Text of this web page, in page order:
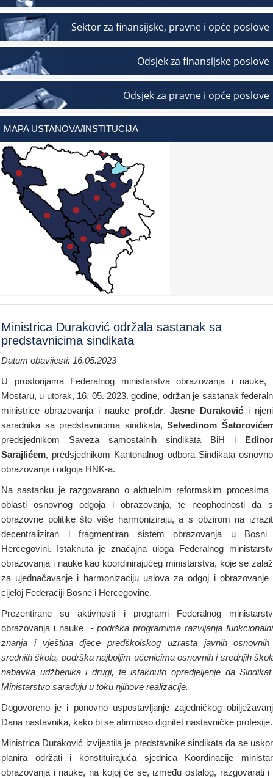
Sektor za finansijske, pravne i opće poslove
Odsjek za finansijske poslove
Odsjek za pravne i opće poslove
MAPA USTANOVA/INSTITUCIJA
Ministrica Duraković održala sastanak sa
predstavnicima sindikata
Datum obavijesti: 16.05.2023
U prostorijama Federalnog ministarstva obrazovanja i nauke,
Mostaru, u utorak, 16. 05. 2023. godine, održan je sastanak
ministrice obrazovanja i nauke prof.dr.Jasne Duraković i
saradnika sa predstavnicima sindikata,Selvedinom
predsjednikom Saveza samostalnih sindikata BiH i
Sarajlićem, predsjednikom Kantonalnog odbora Sindikata
obrazovanja i odgoja HNK-a.
Na sastanku je razgovarano o aktuelnim reformskim procesima
oblasti osnovnog odgoja i obrazovanja, te neophodnosti da
obrazovne politike što više harmoniziraju, a s obzirom na
decentraliziran i fragmentiran sistem obrazovanja u
Hercegovini. Istaknuta je značajna uloga Federalnog
obrazovanja i nauke kao koordinirajućeg ministarstva, koje se
za ujednačavanje i harmonizaciju uslova za odgoj i obrazovanje
cijeloj Federaciji Bosne i Hercegovine.
Prezentirane su aktivnosti i programi Federalnog
obrazovanja i nauke -podrška programima razvijanja
znanja i vještina djece predškolskog uzrasta javnih
srednjih škola, podrška najboljim učenicima osnovnih i srednjih
nabavka udžbenika i drugi, te istaknuto opredjeljenje da
Ministarstvo sarađuju u toku njihove realizacije.
Dogovoreno je i ponovno uspostavljanje zajedničkog
Dana nastavnika, kako bi se afirmisao dignitet nastavničke profesije.
Ministrica Duraković izvijestila je predstavnike sindikata da se
planira održati i konstituirajuća sjednica Koordinacije
obrazovanja i nauke, na kojoj će se, između ostalog, razgovarati i